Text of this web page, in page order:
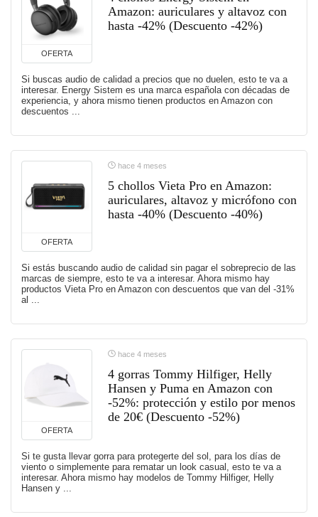
OFERTA
Amazon: auriculares y altavoz con
hasta -42% (Descuento -42%)
Si buscas audio de calidad a precios que no duelen, esto te va a
interesar. Energy Sistem es una marca española con décadas de
experiencia, y ahora mismo tienen productos en Amazon con
descuentos ...
OFERTA
hace 4 meses
5 chollos Vieta Pro en Amazon:
auriculares, altavoz y micrófono con
hasta -40% (Descuento -40%)
Si estás buscando audio de calidad sin pagar el sobreprecio de las
marcas de siempre, esto te va a interesar. Ahora mismo hay
productos Vieta Pro en Amazon con descuentos que van del -31%
al ...
OFERTA
hace 4 meses
4 gorras Tommy Hilfiger, Helly
Hansen y Puma en Amazon con
-52%: protección y estilo por menos
de 20€ (Descuento -52%)
Si te gusta llevar gorra para protegerte del sol, para los días de
viento o simplemente para rematar un look casual, esto te va a
interesar. Ahora mismo hay modelos de Tommy Hilfiger, Helly
Hansen y ...